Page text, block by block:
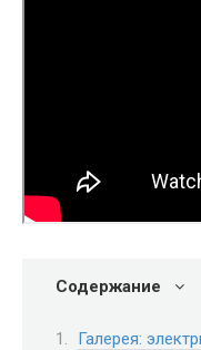
Содержание
Галерея: